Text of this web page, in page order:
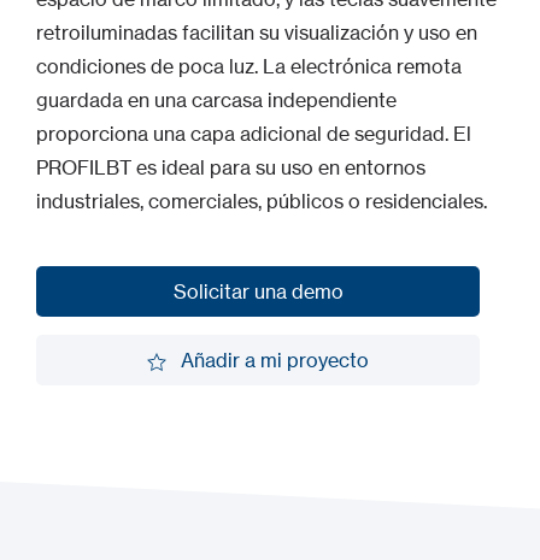
retroiluminadas facilitan su visualización y uso en
condiciones de poca luz. La electrónica remota
guardada en una carcasa independiente
proporciona una capa adicional de seguridad. El
PROFILBT es ideal para su uso en entornos
industriales, comerciales, públicos o residenciales.
Solicitar una demo
Añadir a mi proyecto